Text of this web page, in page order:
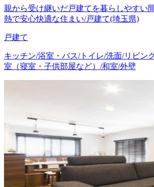
親から受け継いだ戸建てを暮らしやす
熱で安心快適な住まい/戸建て(埼玉県)
戸建て
キッチン/浴室・バス/トイレ/洗面/リビン
室（寝室・子供部屋など）/和室/外壁